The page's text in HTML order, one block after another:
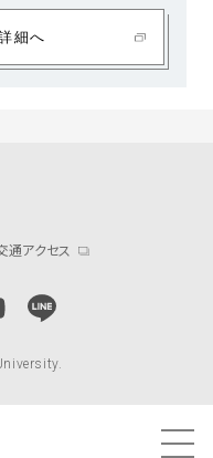
細へ
通アクセス